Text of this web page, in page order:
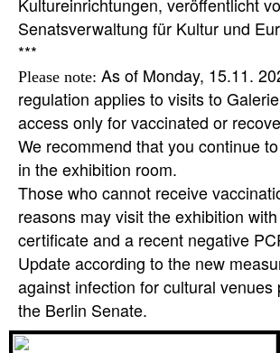
Senatsverwaltung für Kultur und
Please note: As of Monday, 15.11.
regulation applies to visits to
access only for vaccinated or
We recommend that you continue
in the exhibition room.
Those who cannot receive
reasons may visit the exhibition
certificate and a recent negative
Update according to the new
against infection for cultural venues
the Berlin Senate.